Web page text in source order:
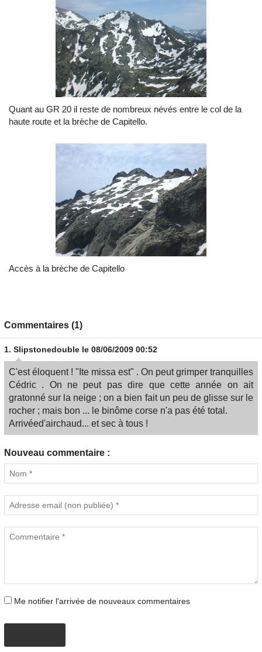
Quant au GR 20 il reste de nombreux névés entre le col de la
haute route et la brèche de Capitello.
Accès à la brèche de Capitello
Commentaires (1)
1. Slipstonedouble le 08/06/2009 00:52
C'est éloquent ! "Ite missa est" . On peut grimper tranquilles
Cédric . On ne peut pas dire que cette année on ait
gratonné sur la neige ; on a bien fait un peu de glisse sur le
rocher ; mais bon ... le binôme corse n'a pas été total.
Arrivéed'airchaud... et sec à tous !
Nouveau commentaire :
Me notifier l'arrivée de nouveaux commentaires